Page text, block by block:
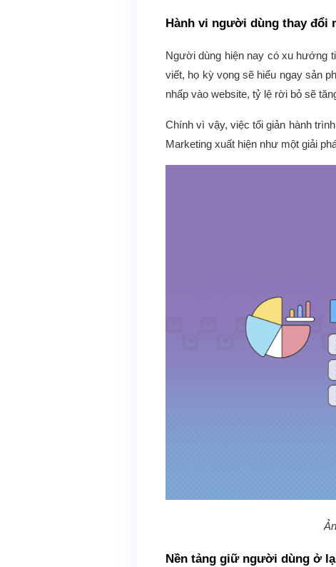
Hành vi người dùng thay đổi
Người dùng hiện nay có xu hướng
viết, họ kỳ vọng sẽ hiểu ngay sản
nhấp vào website, tỷ lệ rời bỏ sẽ
Chính vì vậy, việc tối giản hành
Marketing xuất hiện như một giải
Nền tảng giữ người dùng ở